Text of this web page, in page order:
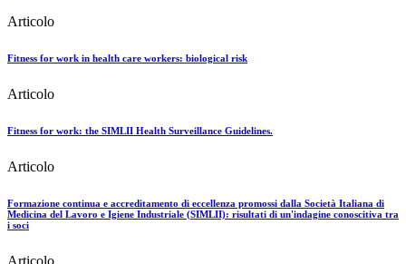
Articolo
Fitness for work in health care workers: biological risk
Articolo
Fitness for work: the SIMLII Health Surveillance Guidelines.
Articolo
Formazione continua e accreditamento di eccellenza promossi dalla Società Italiana di
Medicina del Lavoro e Igiene Industriale (SIMLII): risultati di un'indagine conoscitiva tra
i soci